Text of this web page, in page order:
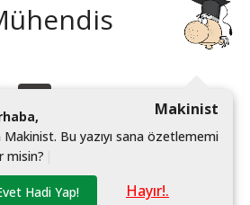
Makinist
haba,
Makinist. Bu yazıyı sana özetlememi
r misin?
Hadi Yap! Hayır!.
mesleğini doğru
olmak amacıyla gerçekleştirilen
sosyal sorumluluk